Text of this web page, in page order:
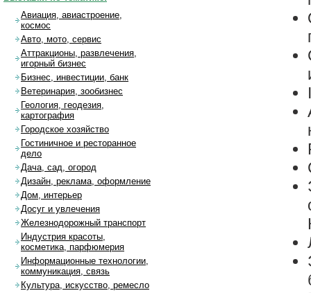
Авиация, авиастроение,
космос
Авто, мото, сервис
Аттракционы, развлечения,
игорный бизнес
Бизнес, инвестиции, банк
Ветеринария, зообизнес
Геология, геодезия,
картография
Городское хозяйство
Гостиничное и ресторанное
дело
Дача, сад, огород
Дизайн, реклама, оформление
Дом, интерьер
Досуг и увлечения
Железнодорожный транспорт
Индустрия красоты,
косметика, парфюмерия
Информационные технологии,
коммуникация, связь
Культура, искусство, ремесло